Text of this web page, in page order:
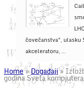
čovečanstva", ulasku
akceleratoru, ...
Home»Događaji»
godina Sveta